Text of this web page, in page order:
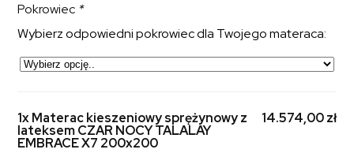
Pokrowiec *
Wybierz odpowiedni pokrowiec dla Twojego materaca:
1x Materac kieszeniowy sprężynowy z
lateksem CZAR NOCY TALALAY
EMBRACE X7 200x200
14.574,00 zł